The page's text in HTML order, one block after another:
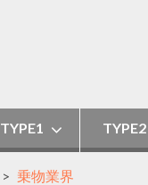
TYPE1 TYPE2
> 乗物業界